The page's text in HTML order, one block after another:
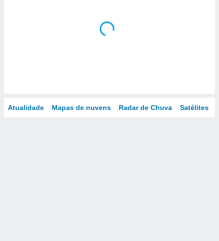
Atualidade Mapas de nuvens Radar de Chuva Satélites